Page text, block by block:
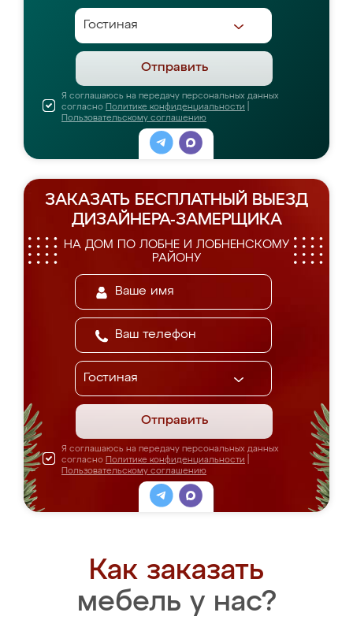
Отправить
Я соглашаюсь на передачу персональных данных
согласно Политике конфиденциальности
Пользовательскому соглашению
ЗАКАЗАТЬ БЕСПЛАТНЫЙ ВЫЕЗД
ДИЗАЙНЕРА-ЗАМЕРЩИКА
НА ДОМ ПО ЛОБНЕ И ЛОБНЕНСКОМУ
РАЙОНУ
Отправить
Я соглашаюсь на передачу персональных данных
согласно Политике конфиденциальности
Пользовательскому соглашению
Как заказать
мебель у нас?